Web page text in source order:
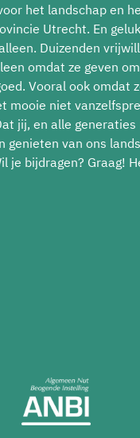
het landschap en
Utrecht. En
Duizenden
omdat ze geven
Vooral ook omdat
mooie niet
jij, en alle generaties
genieten van ons
je bijdragen? Graag!